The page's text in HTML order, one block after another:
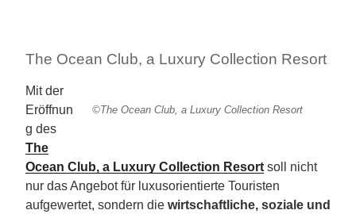
The Ocean Club, a Luxury Collection Resort
©The Ocean Club, a Luxury Collection Resort
Mit der
Eröffnun
g des
The
Ocean Club, a Luxury Collection Resort soll nicht
nur das Angebot für luxusorientierte Touristen
aufgewertet, sondern die wirtschaftliche, soziale und